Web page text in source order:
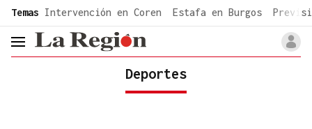
common.go-to-content
Temas Intervención en Coren Estafa en Burgos
header.menu.open
Deportes